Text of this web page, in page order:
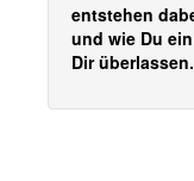
entstehen
und wie Du
Dir überlassen.